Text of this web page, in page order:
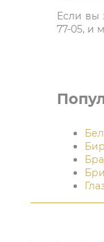
Если вы
77-05, и